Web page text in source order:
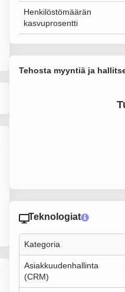
Henkilöstömäärän
kasvuprosentti
Tehosta myyntiä ja
Teknologiat
Kategoria
Asiakkuudenhallinta
(CRM)